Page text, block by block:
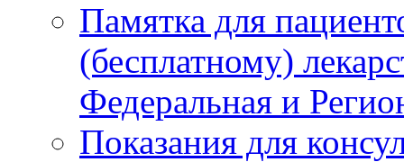
Памятка для
(бесплатному)
Федеральная и
Показания для